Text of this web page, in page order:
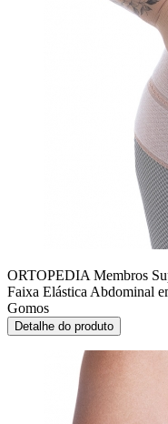
ORTOPEDIA Membros
Faixa Elástica Abdominal
Gomos
Detalhe do produto